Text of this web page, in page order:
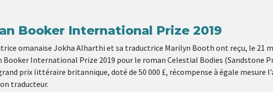
Booker International Prize 2019
omanaise Jokha Alharthi et sa traductrice Marilyn Booth ont reçu, le 21
Booker International Prize 2019 pour le roman Celestial Bodies (Sandstone
prix littéraire britannique, doté de 50 000 £, récompense à égale mesure
traducteur.